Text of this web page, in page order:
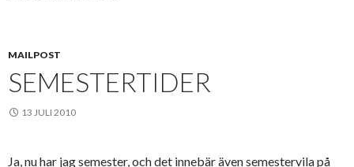
MAILPOST
SEMESTERTIDER
13 JULI 2010
Ja, nu har jag semester, och det innebär även semestervila på